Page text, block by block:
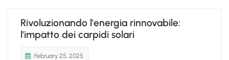
español
Rivoluzionando l'energia rinnovabile:
l'impatto dei carpidi solari
February 25, 2025